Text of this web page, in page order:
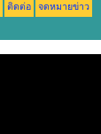
ติดต่อ จดหมายข่าว